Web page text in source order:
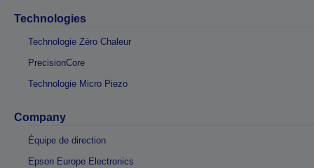
Technologies
Technologie Zéro Chaleur
PrecisionCore
Technologie Micro Piezo
Company
Équipe de direction
Epson Europe Electronics